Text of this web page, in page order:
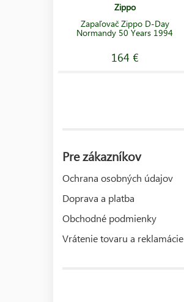
Zippo
Zapaľovač Zippo D-Day
Normandy 50 Years 1994
164 €
Pre zákazníkov
Ochrana osobných údajov
Doprava a platba
Obchodné podmienky
Vrátenie tovaru a reklamácie